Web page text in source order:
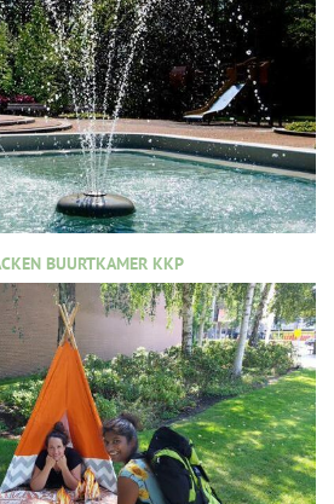
BUURTKAMER KKP